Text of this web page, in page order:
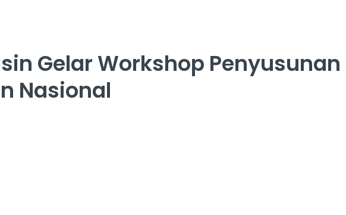
Gelar Workshop Penyusunan
Nasional